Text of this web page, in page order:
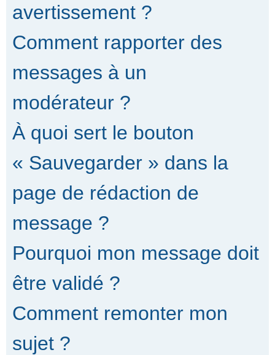
avertissement ?
Comment rapporter des
messages à un
modérateur ?
À quoi sert le bouton
« Sauvegarder » dans la
page de rédaction de
message ?
Pourquoi mon message doit
être validé ?
Comment remonter mon
sujet ?